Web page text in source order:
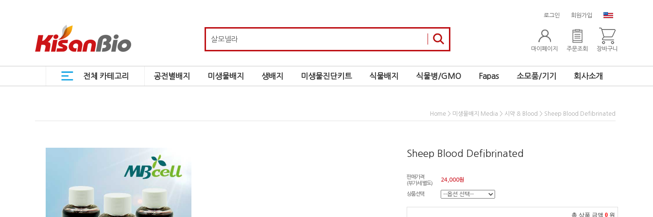
로그인 회원가입
마이페이지 주문조회 장바구니
전체 카테고리 공전별배지 미생물배지 생배지 미생물진단키트 식물배지 식물병/GMO Fapas 소모품/기기 회사소개
Home > 미생물배지 Media > 시약 & Blood > Sheep Blood Defibrinated
Sheep Blood Defibrinated
판매가격
(부가세 별도)
24,000원
상품선택
총 상품 금액 0 원